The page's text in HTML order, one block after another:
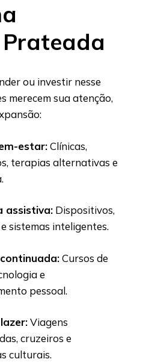
ou investir nesse
merecem sua atenção,
estar:Clínicas,
terapias alternativas e
assistiva: Dispositivos,
sistemas inteligentes.
Cursos de
e
pessoal.
Viagens
cruzeiros e
culturais.